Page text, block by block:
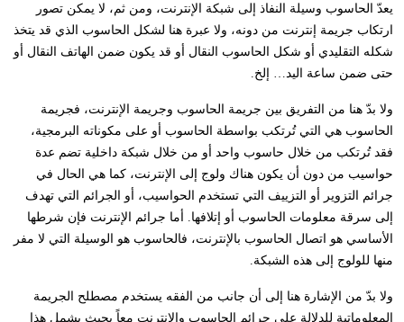
يعدّ الحاسوب وسيلة النفاذ إلى شبكة الإنترنت، ومن ثم، لا يمكن تصور
ارتكاب جريمة إنترنت من دونه، ولا عبرة هنا لشكل الحاسوب الذي قد يتخذ
شكله التقليدي أو شكل الحاسوب النقال أو قد يكون ضمن الهاتف النقال أو
حتى ضمن ساعة اليد… إلخ.
ولا بدّ هنا من التفريق بين جريمة الحاسوب وجريمة الإنترنت، فجريمة
الحاسوب هي التي تُرتكب بواسطة الحاسوب أو على مكوناته البرمجية،
فقد تُرتكب من خلال حاسوب واحد أو من خلال شبكة داخلية تضم عدة
حواسيب من دون أن يكون هناك ولوج إلى الإنترنت، كما هي الحال في
جرائم التزوير أو التزييف التي تستخدم الحواسيب، أو الجرائم التي تهدف
إلى سرقة معلومات الحاسوب أو إتلافها. أما جرائم الإنترنت فإن شرطها
الأساسي هو اتصال الحاسوب بالإنترنت، فالحاسوب هو الوسيلة التي لا مفر
منها للولوج إلى هذه الشبكة.
ولا بدّ من الإشارة هنا إلى أن جانب من الفقه يستخدم مصطلح الجريمة
المعلوماتية للدلالة على جرائم الحاسوب والإنترنت معاً بحيث يشمل هذا